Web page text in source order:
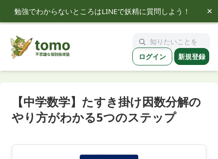
勉強でわからないところはLINEで妖精に質問しよう！ ×
tomo ログイン 新規登録
【中学数学】たすき掛け因数分解の
やり方がわかる5つのステップ